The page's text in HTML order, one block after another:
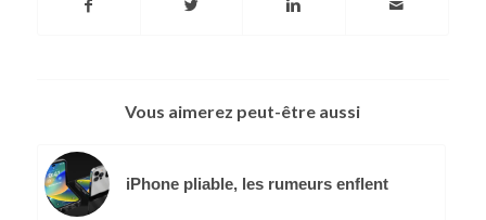
Vous aimerez peut-être aussi
iPhone pliable, les rumeurs enflent